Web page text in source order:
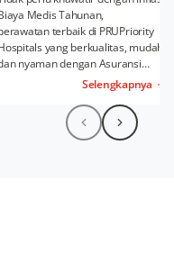
Medis Tahunan,
terbaik di PRUPriority
yang berkualitas, mudah,
nyaman dengan Asuransi
Kesehatan Tambahan PRUWell
Selengkapnya